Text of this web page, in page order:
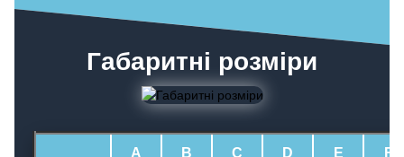
Габаритні розміри
A B C D E F